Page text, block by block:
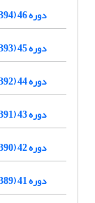
دوره 46 (1394)
دوره 45 (1393)
دوره 44 (1392)
دوره 43 (1391)
دوره 42 (1390)
دوره 41 (1389)